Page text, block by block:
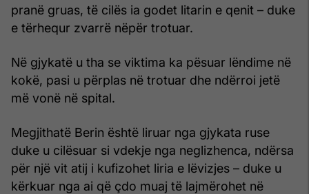
pranë gruas, të cilës ia godet litarin e qenit – duke
e tërhequr zvarrë nëpër trotuar.
Në gjykatë u tha se viktima ka pësuar lëndime në
kokë, pasi u përplas në trotuar dhe ndërroi jetë
më vonë në spital.
Megjithatë Berin është liruar nga gjykata ruse
duke u cilësuar si vdekje nga neglizhenca, ndërsa
për një vit atij i kufizohet liria e lëvizjes – duke u
kërkuar nga ai që çdo muaj të lajmërohet në